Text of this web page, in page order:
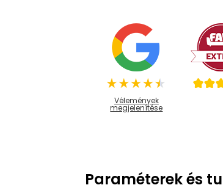
Vélemények
megjelenítése
Paraméterek és